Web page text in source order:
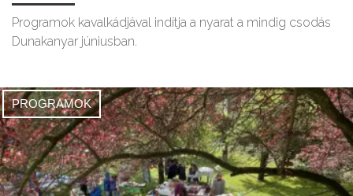
Programok kavalkádjával indítja a nyarat a mindig csodás
Dunakanyar júniusban.
PROGRAMOK